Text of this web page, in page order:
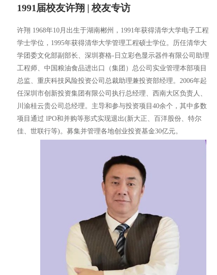
1991届校友许翔 | 校友专访
许翔 1968年10月出生于湖南郴州，1991年获得清华大学电子工程
学士学位，1995年获得清华大学管理工程硕士学位。历任清华大
学团委文化部副部长、深圳赛格-日立彩色显示器件有限公司助理
工程师、中国粮油食品进出口（集团）总公司实业管理本部项目
总监、重庆科技风险投资公司总裁助理兼投资部经理。2006年起
任深圳市创新投资集团有限公司执行总经理、西南大区负责人、
川渝桂云贵公司总经理。主导和参与投资项目40余个，其中多数
项目通过 lPO和并购等形式实现退出(新大正、百洋股份、特尔
佳、世联行等)。募集并管理各地创业投资基金30亿元。